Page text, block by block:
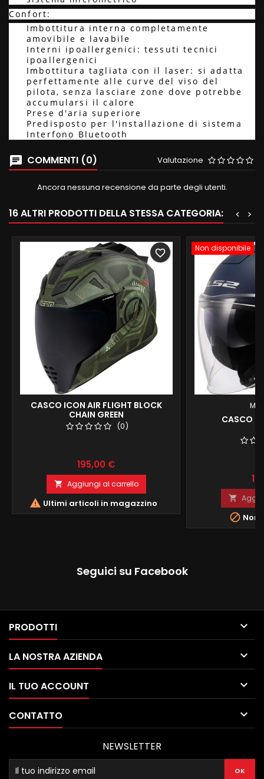
Confort:
Imbottitura interna completamente
amovibile e lavabile
Interni ipoallergenici: tessuti tecnici
ipoallergenici
Imbottitura tagliata con il laser: si adatta
perfettamente alle curve del viso del
pilota, senza lasciare zone dove potrebbe
accumularsi il calore
Prese d'aria superiore
Predisposto per l'installazione di sistema
Interfono Bluetooth
COMMENTI (0) Valutazione
Ancora nessuna recensione da parte degli utenti.
16 ALTRI PRODOTTI DELLA STESSA CATEGORIA: >
<
CASCO ICON AIR FLIGHT BLOCK
CHAIN GREEN
(0)
Prezzo
195,00 €
 Aggiungi al carrello
 Ultimi articoli in magazzino
favorite_border Non disponibile
CASCO

 Non
Seguici su Facebook
PRODOTTI 
LA NOSTRA AZIENDA 
IL TUO ACCOUNT 
CONTATTO 
NEWSLETTER